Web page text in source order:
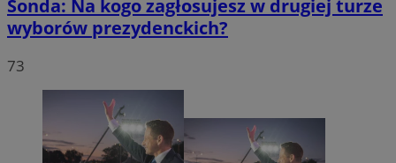
Sonda: Na kogo zagłosujesz w drugiej turze
wyborów prezydenckich?
73